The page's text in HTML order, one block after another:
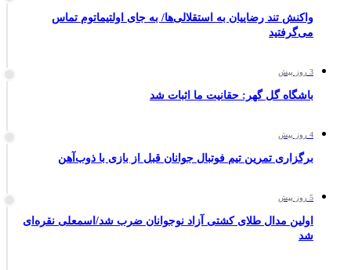
واکنش تند رضاییان به استقلالی‌ها/ به جای اولتیماتوم تماس
می‌گرفتید
3 روز پیش
باشگاه گل گهر: حقانیت ما اثبات شد
4 روز پیش
برگزاری تمرین تیم فوتبال جوانان قبل از بازی با ذوب‌آهن
5 روز پیش
اولین مدال طلای کشتی آزاد نوجوانان ضرب شد/اسمعلی نقره‌ای
شد